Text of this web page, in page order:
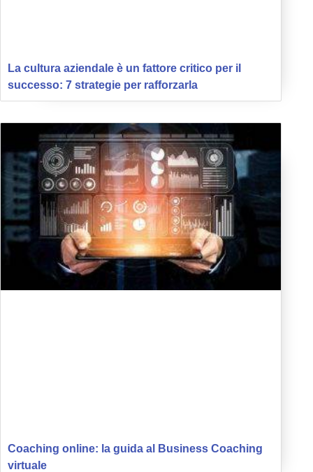
La cultura aziendale è un fattore critico per il
successo: 7 strategie per rafforzarla
Coaching online: la guida al Business Coaching
virtuale